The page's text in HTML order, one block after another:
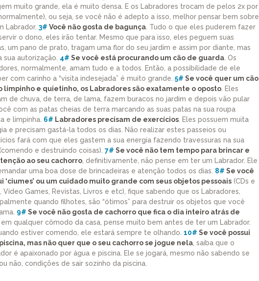
muito grande, ela é muito densa. E os Labradores trocam de pelos 2x por
ou seja, se você não é adepto a isso, melhor pensar bem sobre
Labrador. 3# Você não gosta de bagunça. Tudo o que eles puderem fazer
o dono, eles irão tentar. Mesmo que para isso, eles peguem suas
um pano de prato, tragam uma flor do seu jardim e assim por diante, mas
sua autorização. 4# Se você está procurando um cão de guarda. Os
normalmente, amam tudo e a todos. Então, a possibilidade de ele
com carinho a “visita indesejada” é muito grande. 5# Se você quer um cão
limpinho e quietinho, os Labradores são exatamente o oposto. Eles
de chuva, de terra, de lama, fazem buracos no jardim e depois vão pular
com as patas cheias de terra marcando as suas patas na sua roupa
e limpinha. 6# Labradores precisam de exercícios. Eles possuem muita
e precisam gastá-la todos os dias. Não realizar estes passeios ou
fará com que eles gastem a sua energia fazendo travessuras na sua
e destruindo coisas). 7# Se você não tem tempo para brincar e
ao seu cachorro, definitivamente, não pense em ter um Labrador. Ele
uma boa dose de brincadeiras e atenção todos os dias. 8# Se você
‘ciumes’ ou um cuidado muito grande com seus objetos pessoais (CDs e
Vídeo Games, Revistas, Livros e etc), fique sabendo que os Labradores,
quando filhotes, são “ótimos” para destruir os objetos que você
9# Se você não gosta de cachorro que fica o dia inteiro atrás de
em qualquer cômodo da casa, pense muito bem antes de ter um Labrador.
estiver comendo, ele estará sempre te olhando. 10# Se você possui
mas não quer que o seu cachorro se jogue nela, saiba que o
é apaixonado por água e piscina. Ele se jogará, mesmo não sabendo se
não, condições de sair sozinho da piscina.